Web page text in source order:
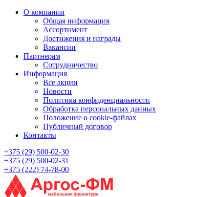
О компании
Общая информация
Ассортимент
Достижения и награды
Вакансии
Партнерам
Сотрудничество
Информация
Все акции
Новости
Политика конфиденциальности
Обработка персональных данных
Положение о cookie-файлах
Публичный договор
Контакты
+375 (29) 500-02-30
+375 (29) 500-02-31
+375 (222) 74-78-00